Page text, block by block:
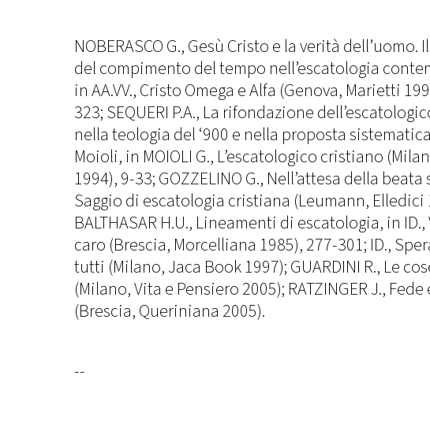
NOBERASCO G., Gesù Cristo e la verità dell’uomo.
del compimento del tempo nell’escatologia
in AA.VV., Cristo Omega e Alfa (Genova, Marietti
323; SEQUERI P.A., La rifondazione
nella teologia del ‘900 e nella proposta
Moioli, in MOIOLI G., L’escatologico cristiano
1994), 9-33; GOZZELINO G., Nell’attesa della beata
Saggio di escatologia cristiana (Leumann, Elledici
BALTHASAR H.U., Lineamenti di escatologia, in
caro (Brescia, Morcelliana 1985), 277-301; ID.,
tutti (Milano, Jaca Book 1997); GUARDINI R., Le
(Milano, Vita e Pensiero 2005); RATZINGER J.,
(Brescia, Queriniana 2005).
--